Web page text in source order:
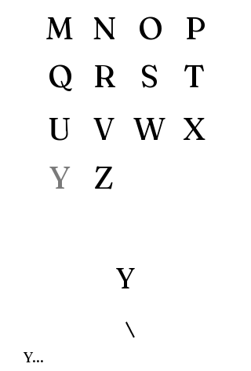
M
Q
U
Y
N
R
V
O
S
W
P
T
X
Z
Y
Y...